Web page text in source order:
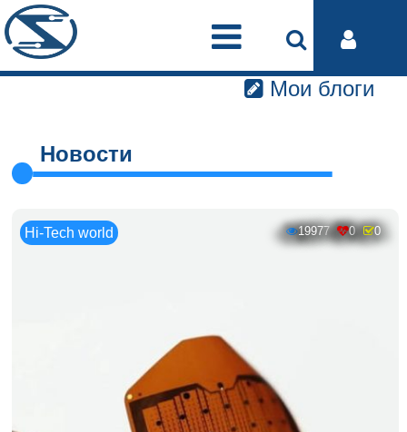
Мои блоги
Новости
Hi-Tech world 19977 0 0